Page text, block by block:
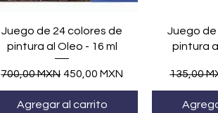
Vista rápida
Juego de 24 colores de
pintura al Oleo - 16 ml
Precio
700,00 MXN Precio de oferta
450,00 MXN
Agregar al carrito
Juego de
pintura
Precio
135,00